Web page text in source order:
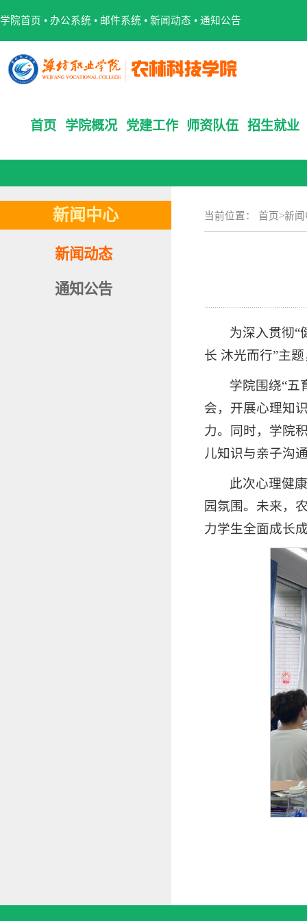
学院首页 • 办公系统 • 邮件系统 • 新闻动态 • 通知公告
首页 学院概况 党建工作 师资队伍 招生就业
新闻中心
新闻动态
通知公告
当前位置： 首页>新闻
为深入贯彻“
长 沐光而行”主
学院围绕“五
会，开展心理知
力。同时，学院
儿知识与亲子沟
此次心理健
园氛围。未来，
力学生全面成长